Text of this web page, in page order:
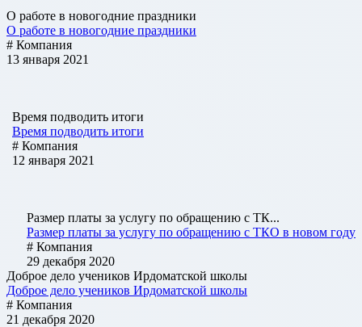
О работе в новогодние праздники
О работе в новогодние праздники
# Компания
13 января 2021
Время подводить итоги
Время подводить итоги
# Компания
12 января 2021
Размер платы за услугу по обращению с ТК...
Размер платы за услугу по обращению с ТКО в новом году
# Компания
29 декабря 2020
Доброе дело учеников Ирдоматской школы
Доброе дело учеников Ирдоматской школы
# Компания
21 декабря 2020